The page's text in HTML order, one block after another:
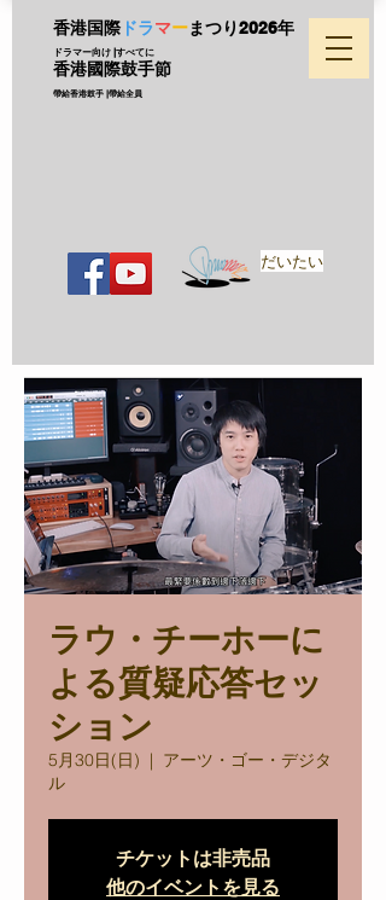
香港国際 ドラマーまつり2026年
ドラマー向け |すべてに
香港國際鼓手節
帶給香港鼓手 |帶給全員
だいたい
ラウ・チーホーに
よる質疑応答セッ
ション
5月30日(日)
  |
アーツ・ゴー・デジタ
ル
チケットは非売品
他のイベントを見る